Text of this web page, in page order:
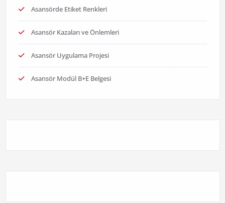
Asansörde Etiket Renkleri
Asansör Kazaları ve Önlemleri
Asansör Uygulama Projesi
Asansör Modül B+E Belgesi